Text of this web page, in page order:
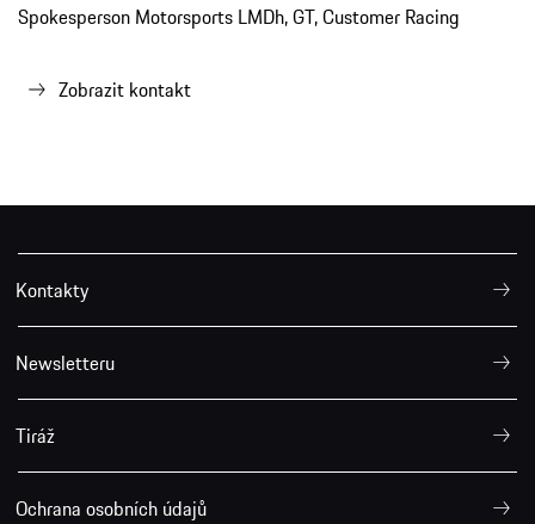
Spokesperson Motorsports LMDh, GT, Customer Racing
Zobrazit kontakt
Kontakty
Newsletteru
Tiráž
Ochrana osobních údajů